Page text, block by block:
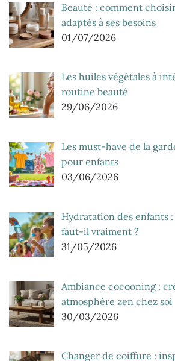
Beauté : comment
adaptés à ses besoins
01/07/2026
Les huiles végétales à
routine beauté
29/06/2026
Les must-have de la
pour enfants
03/06/2026
Hydratation des enfants :
faut-il vraiment ?
31/05/2026
Ambiance cocooning :
atmosphère zen chez soi
30/03/2026
Changer de coiffure :